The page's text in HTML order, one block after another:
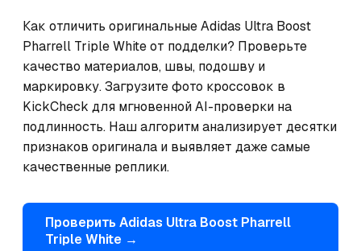
Как отличить оригинальные Adidas Ultra Boost
Pharrell Triple White от подделки? Проверьте
качество материалов, швы, подошву и
маркировку. Загрузите фото кроссовок в
KickCheck для мгновенной AI-проверки на
подлинность. Наш алгоритм анализирует десятки
признаков оригинала и выявляет даже самые
качественные реплики.
Проверить Adidas Ultra Boost Pharrell
Triple White →